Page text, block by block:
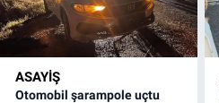
ASAYİŞ
Otomobil şarampole uçtu